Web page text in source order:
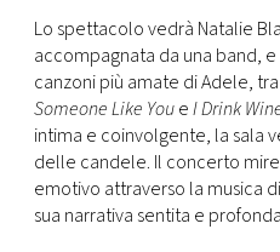
Lo spettacolo vedrà Natalie
accompagnata da una band,
canzoni più amate di Adele,
Someone Like YoueI Drink
intima e coinvolgente, la sala
delle candele. Il concerto
emotivo attraverso la musica
sua narrativa sentita e